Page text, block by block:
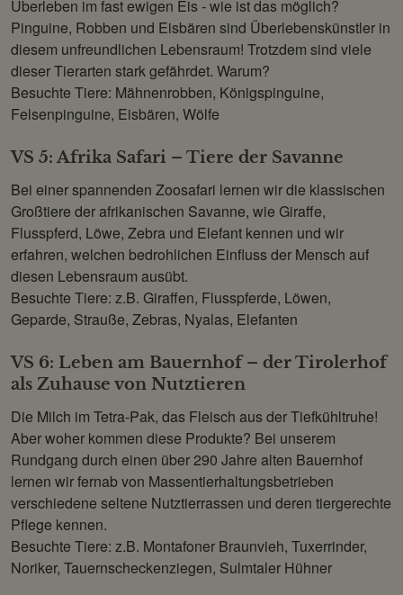
Überleben im fast ewigen Eis - wie ist das möglich?
Pinguine, Robben und Eisbären sind Überlebenskünstler in
diesem unfreundlichen Lebensraum! Trotzdem sind viele
dieser Tierarten stark gefährdet. Warum?
Besuchte Tiere: Mähnenrobben, Königspinguine,
Felsenpinguine, Eisbären, Wölfe
VS 5: Afrika Safari – Tiere der Savanne
Bei einer spannenden Zoosafari lernen wir die klassischen
Großtiere der afrikanischen Savanne, wie Giraffe,
Flusspferd, Löwe, Zebra und Elefant kennen und wir
erfahren, welchen bedrohlichen Einfluss der Mensch auf
diesen Lebensraum ausübt.
Besuchte Tiere: z.B. Giraffen, Flusspferde, Löwen,
Geparde, Strauße, Zebras, Nyalas, Elefanten
VS 6: Leben am Bauernhof – der Tirolerhof
als Zuhause von Nutztieren
Die Milch im Tetra-Pak, das Fleisch aus der Tiefkühltruhe!
Aber woher kommen diese Produkte? Bei unserem
Rundgang durch einen über 290 Jahre alten Bauernhof
lernen wir fernab von Massentierhaltungsbetrieben
verschiedene seltene Nutztierrassen und deren tiergerechte
Pflege kennen.
Besuchte Tiere: z.B. Montafoner Braunvieh, Tuxerrinder,
Noriker, Tauernscheckenziegen, Sulmtaler Hühner